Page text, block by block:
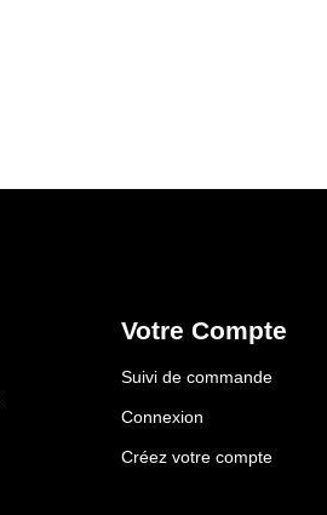
Votre Compte
Suivi de commande
Connexion
Créez votre compte